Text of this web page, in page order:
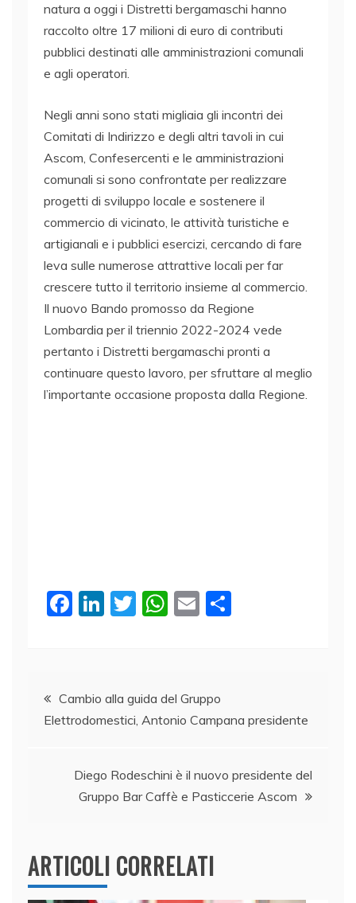
natura a oggi i Distretti bergamaschi hanno
raccolto oltre 17 milioni di euro di contributi
pubblici destinati alle amministrazioni comunali
e agli operatori.
Negli anni sono stati migliaia gli incontri dei
Comitati di Indirizzo e degli altri tavoli in cui
Ascom, Confesercenti e le amministrazioni
comunali si sono confrontate per realizzare
progetti di sviluppo locale e sostenere il
commercio di vicinato, le attività turistiche e
artigianali e i pubblici esercizi, cercando di fare
leva sulle numerose attrattive locali per far
crescere tutto il territorio insieme al commercio.
Il nuovo Bando promosso da Regione
Lombardia per il triennio 2022-2024 vede
pertanto i Distretti bergamaschi pronti a
continuare questo lavoro, per sfruttare al meglio
l’importante occasione proposta dalla Regione.
F
b
o
k
Li
dI
n
T
W
A
p
E
di
Navigazione
articoli
Cambio alla guida del Gruppo
Elettrodomestici, Antonio Campana presidente
Diego Rodeschini è il nuovo presidente del
Gruppo Bar Caffè e Pasticcerie Ascom
ARTICOLI CORRELATI